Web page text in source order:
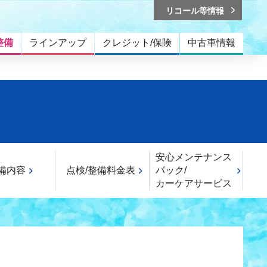
備 ラインアップ クレジット/保険 中古車情報
リコール等情報
内容 点検/整備料金表
安心メンテナンス
パック/
カーケアサービス